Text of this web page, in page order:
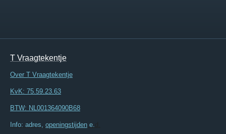
T Vraagtekentje
Over T Vraagtekentje
KvK: 75.59.23.63
BTW: NL001364090B68
Info: adres, openingstijden e.